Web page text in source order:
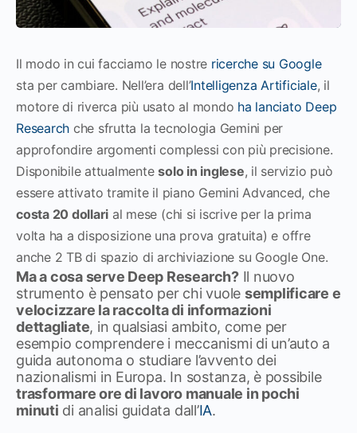
Il modo in cui facciamo le nostre ricerche su Google
sta per cambiare. Nell’era dell’Intelligenza Artificiale, il
motore di riverca più usato al mondo ha lanciato Deep
Research che sfrutta la tecnologia Gemini per
approfondire argomenti complessi con più precisione.
Disponibile attualmentesolo in inglese, il servizio può
essere attivato tramite il piano Gemini Advanced, che
costa 20 dollari al mese (chi si iscrive per la prima
volta ha a disposizione una prova gratuita) e offre
anche 2 TB di spazio di archiviazione su Google One.
Ma a cosa serve Deep Research?Il nuovo
strumento è pensato per chi vuole semplificare e
velocizzare la raccolta di informazioni
dettagliate, in qualsiasi ambito, come per
esempio comprendere i meccanismi di un’auto a
guida autonoma o studiare l’avvento dei
nazionalismi in Europa. In sostanza, è possibile
trasformare ore di lavoro manuale in pochi
minuti di analisi guidata dall’IA.